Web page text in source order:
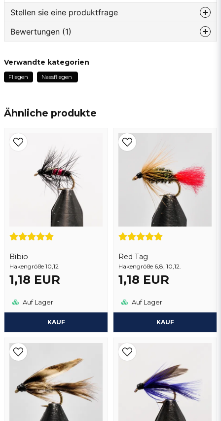
Ähnliche produkte
Bibio
Hakengröße 10,12
1,18 EUR
Auf Lager
KAUF
Red Tag
Hakengröße 6,8, 10,12.
1,18 EUR
Auf Lager
KAUF
Stellen sie eine produktfrage
question
Fragen sie uns etwas zu diesem produkt...
Ja, sie können meine frage veröffentlichen
Frage senden
Bewertungen (1)
Yvonne
Verwandte kategorien
Fliegen Nassfliegen